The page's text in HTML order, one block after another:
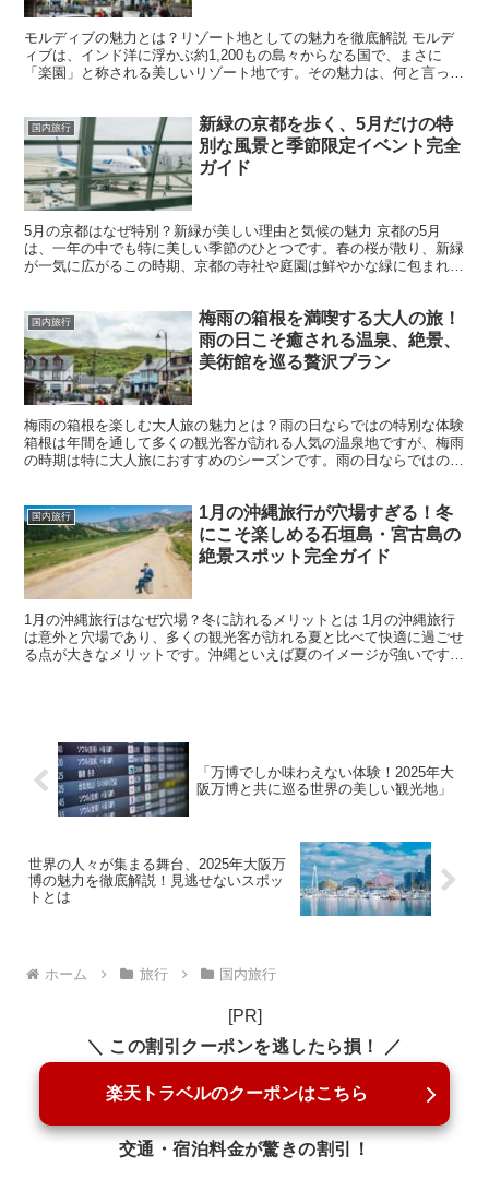
モルディブの魅力とは？リゾート地としての魅力を徹底解説 モルデ
ィブは、インド洋に浮かぶ約1,200もの島々からなる国で、まさに
「楽園」と称される美しいリゾート地です。その魅力は、何と言って
国内旅行
新緑の京都を歩く、5月だけの特
別な風景と季節限定イベント完全
ガイド
5月の京都はなぜ特別？新緑が美しい理由と気候の魅力 京都の5月
は、一年の中でも特に美しい季節のひとつです。春の桜が散り、新緑
が一気に広がるこの時期、京都の寺社や庭園は鮮やかな緑に包まれま
国内旅行
梅雨の箱根を満喫する大人の旅！
雨の日こそ癒される温泉、絶景、
美術館を巡る贅沢プラン
梅雨の箱根を楽しむ大人旅の魅力とは？雨の日ならではの特別な体験
箱根は年間を通して多くの観光客が訪れる人気の温泉地ですが、梅雨
の時期は特に大人旅におすすめのシーズンです。雨の日ならではの静
国内旅行
1月の沖縄旅行が穴場すぎる！冬
にこそ楽しめる石垣島・宮古島の
絶景スポット完全ガイド
1月の沖縄旅行はなぜ穴場？冬に訪れるメリットとは 1月の沖縄旅行
は意外と穴場であり、多くの観光客が訪れる夏と比べて快適に過ごせ
る点が大きなメリットです。沖縄といえば夏のイメージが強いです
「万博でしか味わえない体験！2025年大
阪万博と共に巡る世界の美しい観光地」
世界の人々が集まる舞台、2025年大阪万
博の魅力を徹底解説！見逃せないスポッ
トとは
ホーム 旅行 国内旅行
[PR]
＼ この割引クーポンを逃したら損！ ／
楽天トラベルのクーポンはこちら
交通・宿泊料金が驚きの割引！